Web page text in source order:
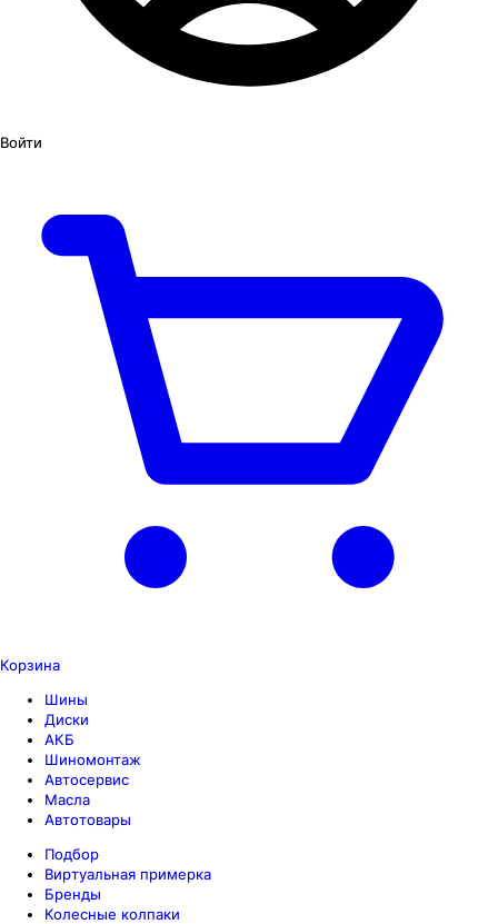
Войти
Корзина
Шины
Диски
АКБ
Шиномонтаж
Автосервис
Масла
Автотовары
Подбор
Виртуальная примерка
Бренды
Колесные колпаки